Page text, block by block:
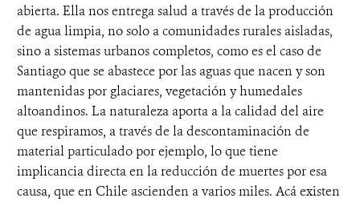
abierta. Ella nos entrega salud a través de la producción
de agua limpia, no solo a comunidades rurales aisladas,
sino a sistemas urbanos completos, como es el caso de
Santiago que se abastece por las aguas que nacen y son
mantenidas por glaciares, vegetación y humedales
altoandinos. La naturaleza aporta a la calidad del aire
que respiramos, a través de la descontaminación de
material particulado por ejemplo, lo que tiene
implicancia directa en la reducción de muertes por esa
causa, que en Chile ascienden a varios miles. Acá existen